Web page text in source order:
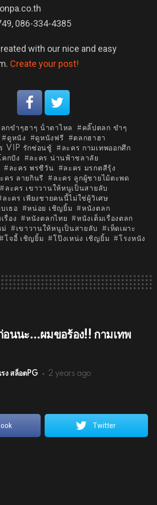
086-334-4385
with our nice and easy
Create your post!
กขําๆฮาๆ น้ําตาไหล
คลิ๊ปตลก ขําๆ
ดูหนัง ดูหนังฟรี
ตลกฮาฮา
VIP รักซ่อนชู้
ละคร กามเทพออกศึก
กปัง
ละคร น่านฟ้าชลาลัย
ละคร พรชีวัน
ละคร มรกตสีรุ้ง
คร ลายกินรี
ละคร ลูกผู้ชายไม้ตะพด
ละคร เขาวานให้หนูเป็นสายลับ
ละคร เพียงชายคนนี้ไม่ใช่ผู้วิเศษ
เธอ
หน่อย เชิญยิ้ม
หนังตลก
รื่อง
หนังตลกไทย
หนังเต็มเรื่องตลก
เขาวานให้หนูเป็นสายลับ
เห็ดเผาะ
โจอี้ เชิญยิ้ม โป๊งเหน่ง เชิญยิ้ม
โรงหนัง
นนะ…ผมขอร้อง!! กามเทพ
ง สล็อตPG 2 years ago
Twitter